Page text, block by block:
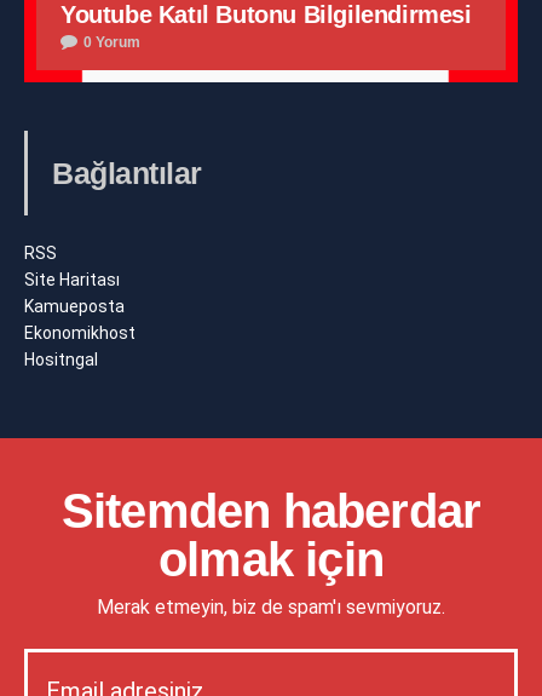
Youtube Katıl Butonu Bilgilendirmesi
0 Yorum
Bağlantılar
RSS
Site Haritası
Kamueposta
Ekonomikhost
Hositngal
Sitemden haberdar
olmak için
Merak etmeyin, biz de spam'ı sevmiyoruz.